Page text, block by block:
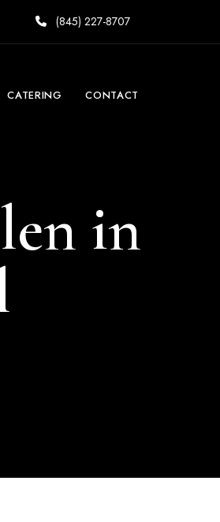
(845) 227-8707
CATERING CONTACT
in